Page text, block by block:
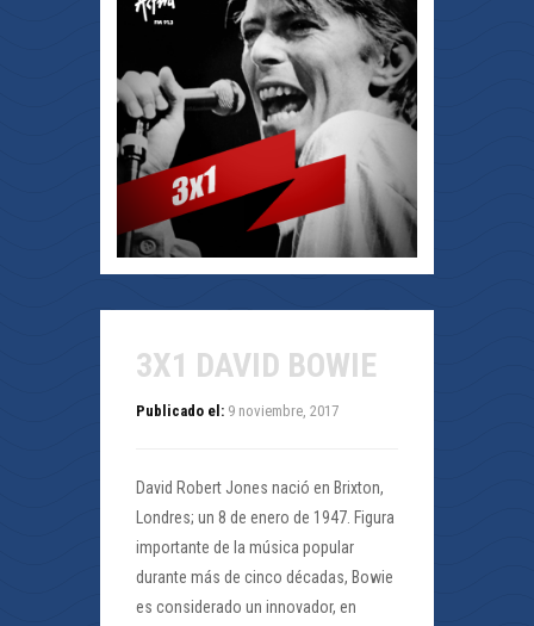
3X1 DAVID BOWIE
Publicado el: 9 noviembre, 2017
David Robert Jones nació en Brixton,
Londres; un 8 de enero de 1947. Figura
importante de la música popular
durante más de cinco décadas, Bowie
es considerado un innovador, en